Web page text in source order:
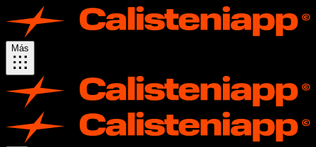
Más